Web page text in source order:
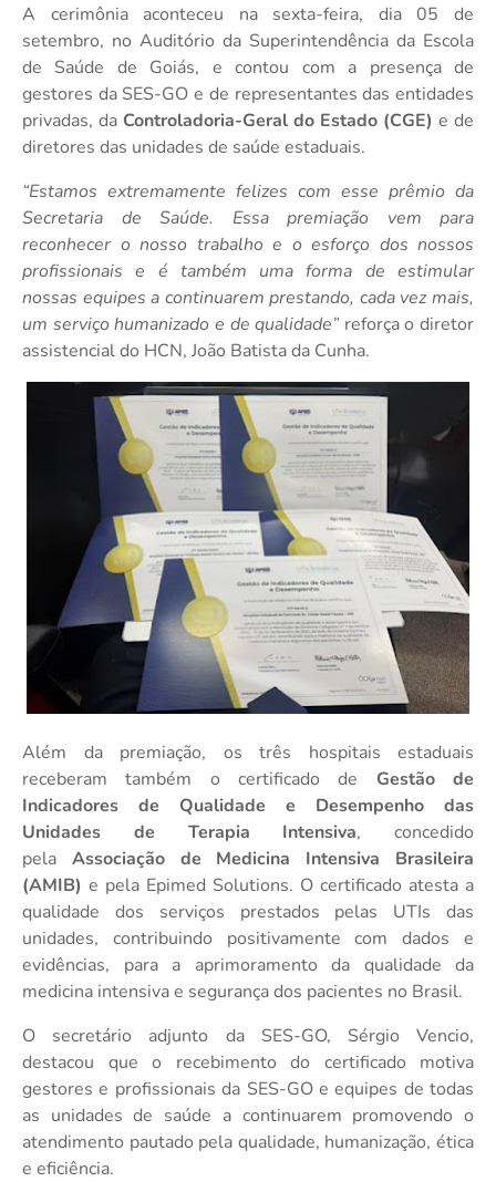
A cerimônia aconteceu na sexta-feira, dia 05 de
setembro, no Auditório da Superintendência da Escola
de Saúde de Goiás, e contou com a presença de
gestores da SES-GO e de representantes das entidades
privadas, da Controladoria-Geral do Estado (CGE) e de
diretores das unidades de saúde estaduais.
“Estamos extremamente felizes com esse prêmio da
Secretaria de Saúde. Essa premiação vem para
reconhecer o nosso trabalho e o esforço dos nossos
profissionais e é também uma forma de estimular
nossas equipes a continuarem prestando, cada vez mais,
um serviço humanizado e de qualidade” reforça o diretor
assistencial do HCN, João Batista da Cunha.
Além da premiação, os três hospitais estaduais
receberam também o certificado de Gestão de
Indicadores de Qualidade e Desempenho das
Unidades de Terapia Intensiva, concedido
pela Associação de Medicina Intensiva Brasileira
(AMIB) e pela Epimed Solutions. O certificado atesta a
qualidade dos serviços prestados pelas UTIs das
unidades, contribuindo positivamente com dados e
evidências, para a aprimoramento da qualidade da
medicina intensiva e segurança dos pacientes no Brasil.
O secretário adjunto da SES-GO, Sérgio Vencio,
destacou que o recebimento do certificado motiva
gestores e profissionais da SES-GO e equipes de todas
as unidades de saúde a continuarem promovendo o
atendimento pautado pela qualidade, humanização, ética
e eficiência.